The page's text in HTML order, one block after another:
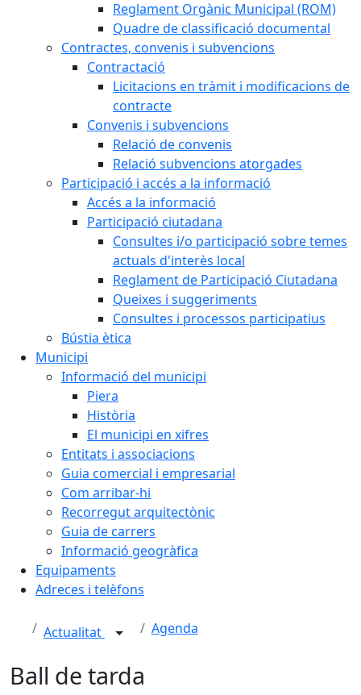
Reglament Orgànic Municipal (ROM)
Quadre de classificació documental
Contractes, convenis i subvencions
Contractació
Licitacions en tràmit i modificacions de
contracte
Convenis i subvencions
Relació de convenis
Relació subvencions atorgades
Participació i accés a la informació
Accés a la informació
Participació ciutadana
Consultes i/o participació sobre temes
actuals d'interès local
Reglament de Participació Ciutadana
Queixes i suggeriments
Consultes i processos participatius
Bústia ètica
Municipi
Informació del municipi
Piera
Història
El municipi en xifres
Entitats i associacions
Guia comercial i empresarial
Com arribar-hi
Recorregut arquitectònic
Guia de carrers
Informació geogràfica
Equipaments
Adreces i telèfons
Actualitat Agenda
Ball de tarda